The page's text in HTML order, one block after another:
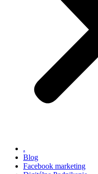
.
Blog
Facebook marketing